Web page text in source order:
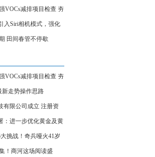
VOCs减排项目检查 夯
入Siri相机模式，强化
田间春管不停歇
VOCs减排项目检查 夯
新走势操作思路
有限公司成立 注册资
：进一步优化黄金及黄
”管理
挑战！奇兵哑火41岁
！商河这场阅读盛